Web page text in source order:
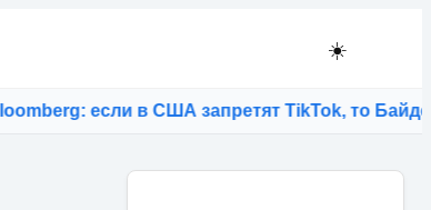
☀️
если в США запретят TikTok, то Байден